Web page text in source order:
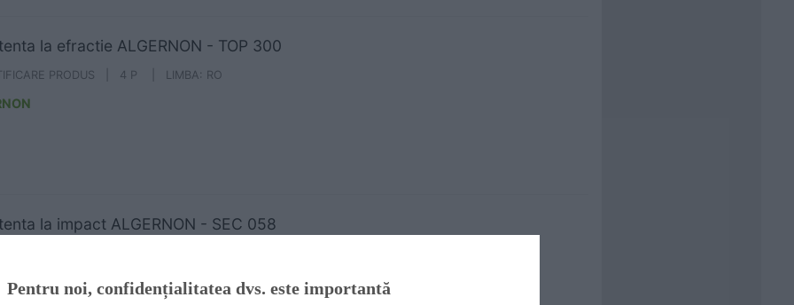
la efractie ALGERNON - TOP 300
PRODUS | 4 P | LIMBA: RO
la impact ALGERNON - SEC 058
Pentru noi, confidențialitatea dvs. este importantă